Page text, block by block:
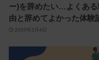
ー)を辞めたい…よくある
由と辞めてよかった体験
2025年2月4日